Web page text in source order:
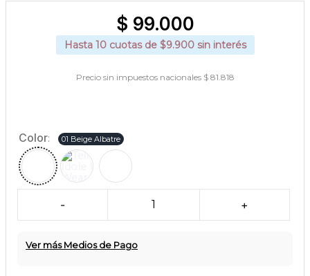
$ 99.000
Hasta 10cuotas de $9.900 sin interés
Precio sin impuestos nacionales $ 81.818
Color: 01 Beige Albatre
- 1 +
Ver más Medios de Pago